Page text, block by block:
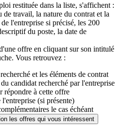
restituée dans la liste, s'affichent :
travail, la nature du contrat et la
l'entreprise si précisé, les 200
du poste, la date de
offre en cliquant sur son intitulé
Vous retrouvez :
et les éléments de contrat
candidat recherché par l'entreprise
répondre à cette offre
(si présente)
le cas échéant
les offres qui vous intéressent